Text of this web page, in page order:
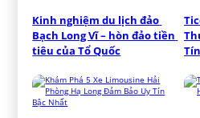
Kinh nghiệm du lịch đảo
Bạch Long Vĩ – hòn đảo tiền
tiêu của Tổ Quốc